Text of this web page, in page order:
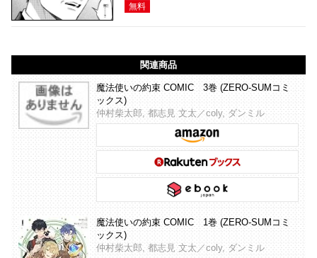
無料
関連商品
魔法使いの約束 COMIC 3巻 (ZERO-SUMコミ
ックス)
仲村柴太郎, 都志見 文太／coly, ダンミル
魔法使いの約束 COMIC 1巻 (ZERO-SUMコミ
ックス)
仲村柴太郎, 都志見 文太／coly, ダンミル